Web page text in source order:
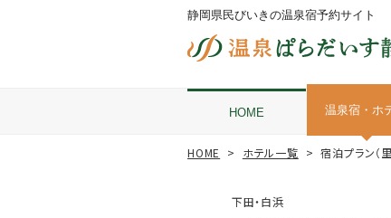
静岡県民びいきの温泉宿予約サイト
HOME 温泉宿・ホ
HOME ホテル一覧 宿泊プラン（
下田・白浜